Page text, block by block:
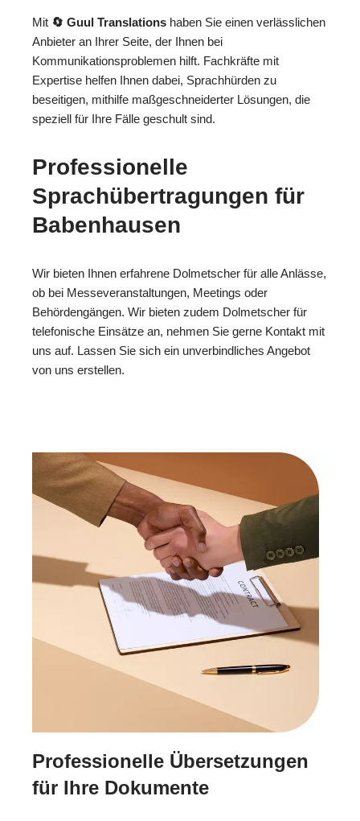
Mit 🔄 Guul Translations haben Sie einen verlässlichen
Anbieter an Ihrer Seite, der Ihnen bei
Kommunikationsproblemen hilft. Fachkräfte mit
Expertise helfen Ihnen dabei, Sprachhürden zu
beseitigen, mithilfe maßgeschneiderter Lösungen, die
speziell für Ihre Fälle geschult sind.
Professionelle
Sprachübertragungen für
Babenhausen
Wir bieten Ihnen erfahrene Dolmetscher für alle Anlässe,
ob bei Messeveranstaltungen, Meetings oder
Behördengängen. Wir bieten zudem Dolmetscher für
telefonische Einsätze an, nehmen Sie gerne Kontakt mit
uns auf. Lassen Sie sich ein unverbindliches Angebot
von uns erstellen.
Professionelle Übersetzungen
für Ihre Dokumente